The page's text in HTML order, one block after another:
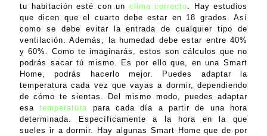
tu habitación esté con un clima correcto . Hay estudios
que dicen que el cuarto debe estar en 18 grados. Así
como se debe evitar la entrada de cualquier tipo de
ventilación. Además, la humedad debe estar entre 40%
y 60%. Como te imaginarás, estos son cálculos que no
podrás sacar tú mismo. Es por ello que, en una Smart
Home, podrás hacerlo mejor. Puedes adaptar la
temperatura cada vez que vayas a dormir, dependiendo
de cómo te sientas. Del mismo modo, puedes adaptar
esatemperatura para cada día a partir de una hora
determinada. Específicamente a la hora en la que
sueles ir a dormir. Hay algunas Smart Home que de por